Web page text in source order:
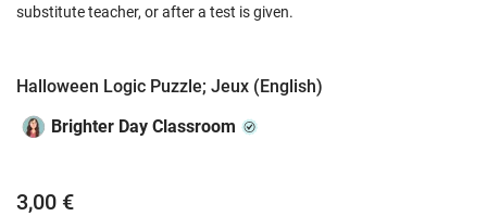
substitute teacher, or after a test is given.
Halloween Logic Puzzle; Jeux (English)
Brighter Day Classroom
3,00 €